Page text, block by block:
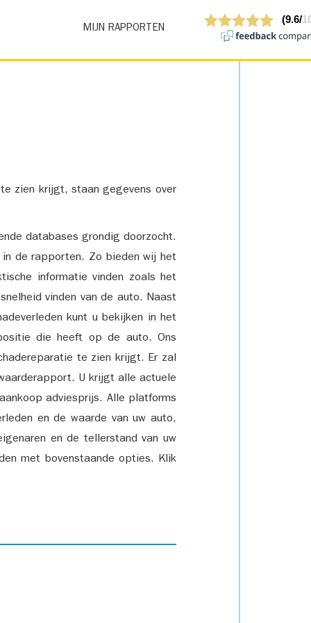
MIJN RAPPORTEN
zien krijgt, staan gegevens over
databases grondig doorzocht.
de rapporten. Zo bieden wij het
informatie vinden zoals het
vinden van de auto. Naast
kunt u bekijken in het
die heeft op de auto. Ons
te zien krijgt. Er zal
U krijgt alle actuele
adviesprijs. Alle platforms
en de waarde van uw auto,
en de tellerstand van uw
met bovenstaande opties. Klik